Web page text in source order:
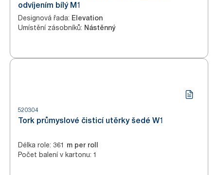
odvíjením bílý M1
Designová řada: Elevation
Umístění zásobníků: Nástěnný
520304
Tork průmyslové čisticí utěrky šedé W1
Délka role: 361 m per roll
Počet balení v kartonu: 1